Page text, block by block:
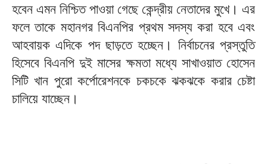
হবেন এমন নিশ্চিত পাওয়া গেছে কেন্দ্রীয় নেতাদের মুখে। এর
ফলে তাকে মহানগর বিএনপির প্রথম সদস্য করা হবে এবং
আহবায়ক এদিকে পদ ছাড়তে হচ্ছেন। নির্বাচনের প্রস্তুতি
হিসেবে বিএনপি দুই মাসের ক্ষমতা মধ্যে সাখাওয়াত হোসেন
সিটি খান পুরো কর্পোরেশনকে চকচকে ঝকঝকে করার চেষ্টা
চালিয়ে যাচ্ছেন।